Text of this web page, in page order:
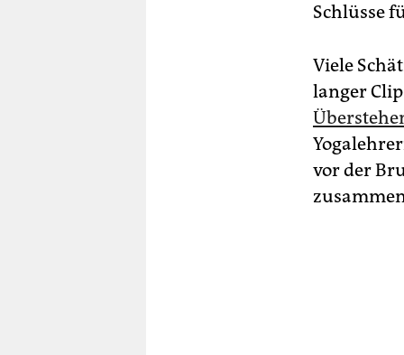
Schlüsse
Viele
langer
vor der